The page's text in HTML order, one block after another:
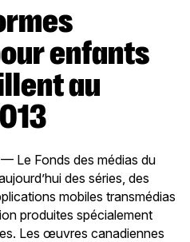
enfants
au
Le Fonds des médias du
des séries, des
mobiles transmédias
produites spécialement
Les œuvres canadiennes